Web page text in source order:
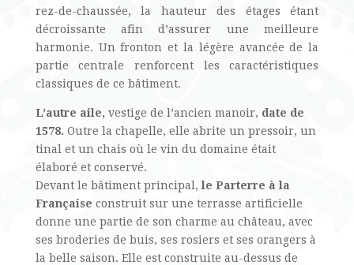
rez-de-chaussée, la hauteur des étages étant
décroissante afin d’assurer une meilleure
harmonie. Un fronton et la légère avancée de la
partie centrale renforcent les caractéristiques
classiques de ce bâtiment.
L’autre aile, vestige de l’ancien manoir, date de
1578. Outre la chapelle, elle abrite un pressoir, un
tinal et un chais où le vin du domaine était
élaboré et conservé.
Devant le bâtiment principal,le Parterre à la
Française construit sur une terrasse artificielle
donne une partie de son charme au château, avec
ses broderies de buis, ses rosiers et ses orangers à
la belle saison. Elle est construite au-dessus de